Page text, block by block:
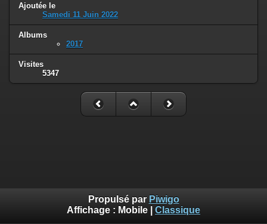
Ajoutée le
Samedi 11 Juin 2022
Albums
2017
Visites
5347
Propulsé par Piwigo
Affichage : Mobile Classique